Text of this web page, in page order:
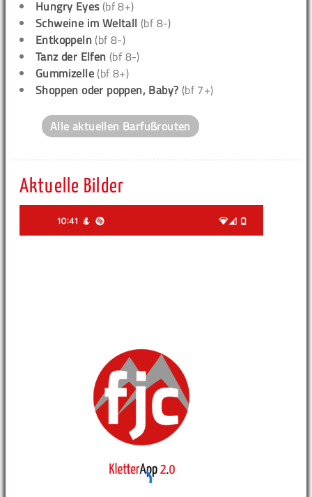
Hungry Eyes(bf 8+)
Schweine im Weltall (bf 8-)
Entkoppeln (bf 8-)
Tanz der Elfen (bf 8-)
Gummizelle (bf 8+)
Shoppen oder poppen, Baby? (bf 7+)
Alle aktuellen Barfußrouten
Aktuelle Bilder